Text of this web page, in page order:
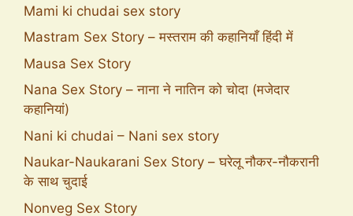
Mami ki chudai sex story
Mastram Sex Story – मस्तराम की कहानियाँ हिंदी में
Mausa Sex Story
Nana Sex Story – नाना ने नातिन को चोदा (मजेदार
कहानियां)
Nani ki chudai – Nani sex story
Naukar-Naukarani Sex Story – घरेलू नौकर-नौकरानी
के साथ चुदाई
Nonveg Sex Story